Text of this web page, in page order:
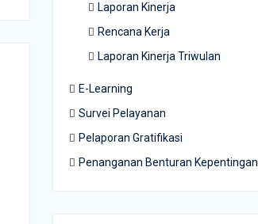
Laporan Kinerja
Rencana Kerja
Laporan Kinerja Triwulan
E-Learning
Survei Pelayanan
Pelaporan Gratifikasi
Penanganan Benturan Kepentingan